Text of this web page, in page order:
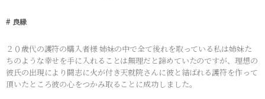
良縁
２０歳代の護符の購入者様 姉妹の中で全て後れを取っている私は姉妹た
ちのような幸せを手に入れることは無理だと諦めていたのですが、理想の
彼氏の出現により闘志に火が付き天就院さんに彼と結ばれる護符を作って
頂いたところ彼の心をつかみ取ることに成功しました。